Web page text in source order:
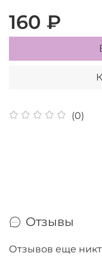
(0)
160 ₽
Отзывы
Отзывов еще